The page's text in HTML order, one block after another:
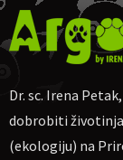
Ako nekome
Molim
Napomena:
najkasnije 24
Dr. sc. Irena
dobrobiti životinja
(ekologiju) na